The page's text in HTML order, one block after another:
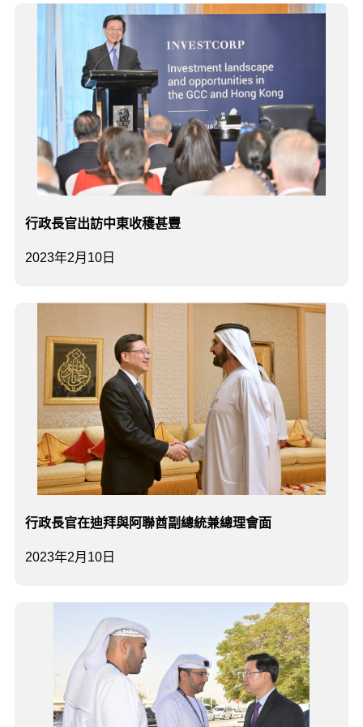
2023年2月10日
行政長官出訪中東收穫甚豐
2023年2月10日
行政長官在迪拜與阿聯酋副總統兼總理會面